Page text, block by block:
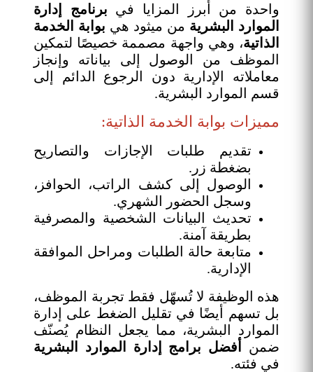
واحدة من أبرز المزايا في برنامج إدارة
الموارد البشرية من ميثود هي بوابة الخدمة
الذاتية، وهي واجهة مصممة خصيصًا لتمكين
الموظف من الوصول إلى بياناته وإنجاز
معاملاته الإدارية دون الرجوع الدائم إلى
قسم الموارد البشرية.
مميزات بوابة الخدمة الذاتية:
تقديم طلبات الإجازات والتصاريح
بضغطة زر.
الوصول إلى كشف الراتب، الحوافز،
وسجل الحضور الشهري.
تحديث البيانات الشخصية والمصرفية
بطريقة آمنة.
متابعة حالة الطلبات ومراحل الموافقة
الإدارية.
هذه الوظيفة لا تُسهّل فقط تجربة الموظف،
بل تسهم أيضًا في تقليل الضغط على إدارة
الموارد البشرية، مما يجعل النظام يُصنّف
ضمن
أفضل برامج إدارة الموارد البشرية
في فئته.